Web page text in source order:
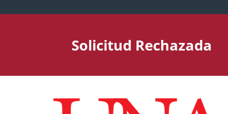
Solicitud Rechazada